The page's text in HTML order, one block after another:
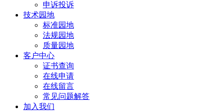
申诉投诉
技术园地
标准园地
法规园地
质量园地
客户中心
证书查询
在线申请
在线留言
常见问题解答
加入我们